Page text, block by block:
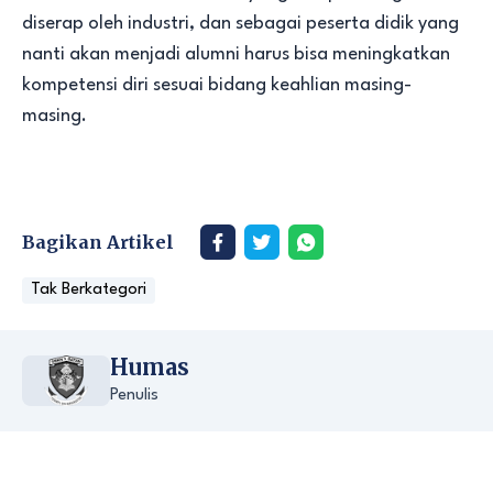
diserap oleh industri, dan sebagai peserta didik yang
nanti akan menjadi alumni harus bisa meningkatkan
kompetensi diri sesuai bidang keahlian masing-
masing.
Bagikan Artikel
Tak Berkategori
Humas
Penulis